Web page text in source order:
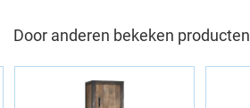
Door anderen bekeken producten